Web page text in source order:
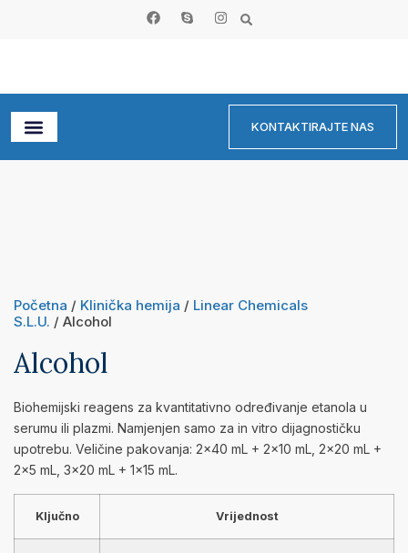
KONTAKTIRAJTE NAS
Početna / Klinička hemija / Linear Chemicals
S.L.U. / Alcohol
Alcohol
Biohemijski reagens za kvantitativno određivanje etanola u
serumu ili plazmi. Namjenjen samo za in vitro dijagnostičku
upotrebu. Veličine pakovanja: 2×40 mL + 2×10 mL, 2×20 mL +
2×5 mL, 3×20 mL + 1×15 mL.
Ključno Vrijednost